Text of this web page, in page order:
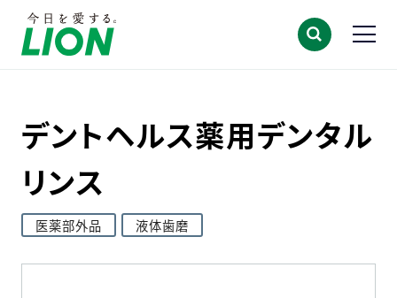
デントヘルス薬用デンタル
リンス
医薬部外品 液体歯磨